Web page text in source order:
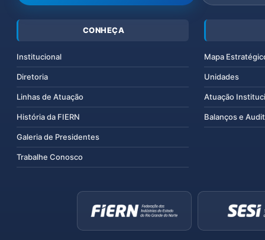
CONHEÇA
Institucional
Diretoria
Linhas de Atuação
História da FIERN
Galeria de Presidentes
Trabalhe Conosco
Mapa
Unidades
Atuação
Balanços e